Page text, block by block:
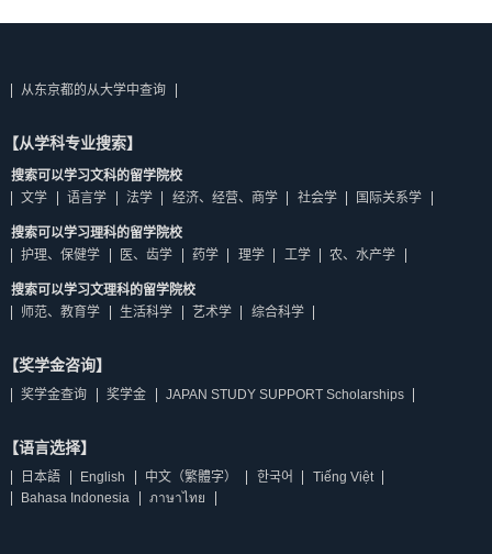
从东京都的从大学中查询
【从学科专业搜索】
搜索可以学习文科的留学院校
文学
语言学 法学 经济、经营、商学 社会学 国际关系学
搜索可以学习理科的留学院校
护理、保健学
医、齿学 药学 理学 工学 农、水产学
搜索可以学习文理科的留学院校
师范、教育学
生活科学 艺术学 综合科学
【奖学金咨询】
奖学金查询 奖学金 JAPAN STUDY SUPPORT Scholarships
【语言选择】
日本語 English 中文（繁體字） 한국어
Tiếng Việt
Bahasa Indonesia
ภาษาไทย